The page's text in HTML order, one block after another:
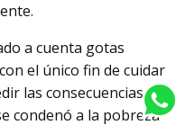
a cuenta gotas
el único fin de cuidar
las consecuencias.
condenó a la pobreza